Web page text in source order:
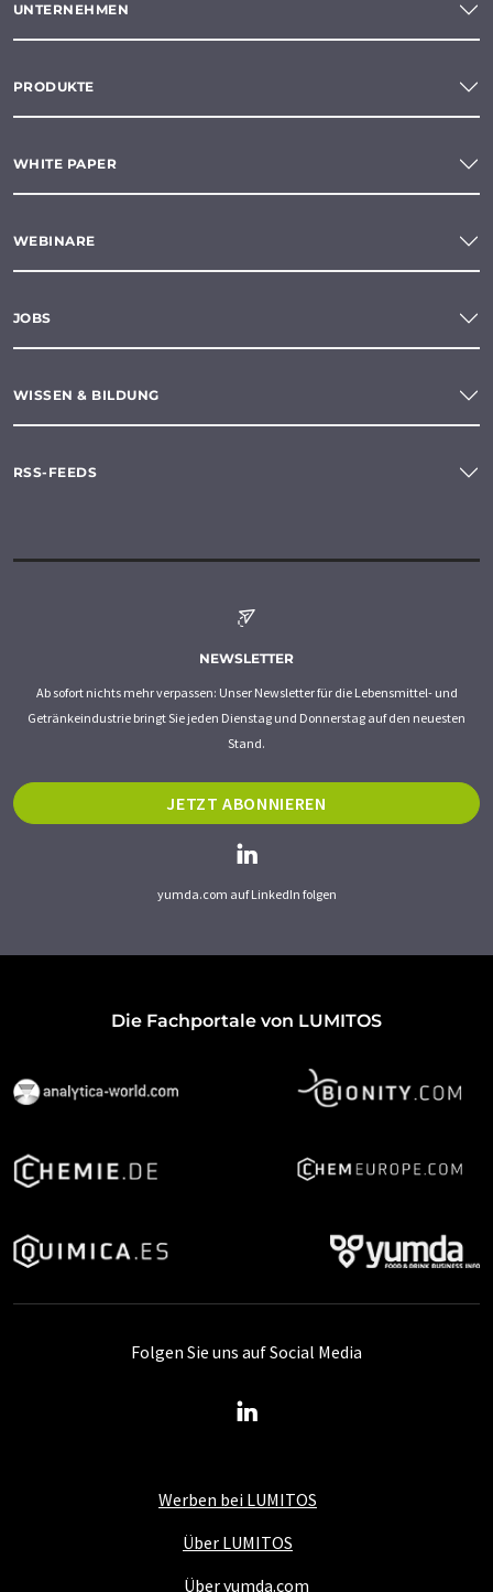
UNTERNEHMEN
PRODUKTE
WHITE PAPER
WEBINARE
JOBS
WISSEN & BILDUNG
RSS-FEEDS
NEWSLETTER
Ab sofort nichts mehr verpassen: Unser Newsletter für die Lebensmittel- und
Getränkeindustrie bringt Sie jeden Dienstag und Donnerstag auf den neuesten
Stand.
JETZT ABONNIEREN
yumda.com auf LinkedIn folgen
Die Fachportale von LUMITOS
Werben bei LUMITOS
Über LUMITOS
Über yumda.com
Folgen Sie uns auf Social Media